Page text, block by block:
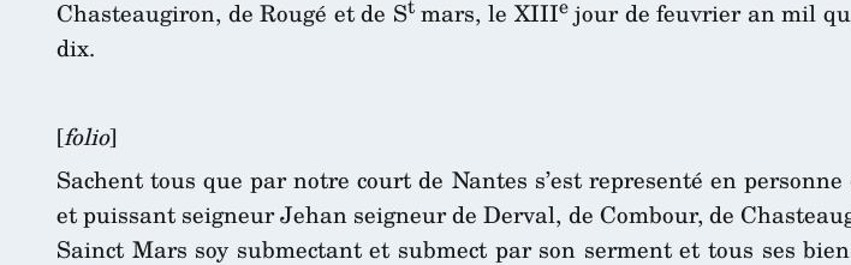
Chasteaugiron, de Rougé et de S mars, le XIII jour de feuvrier an mil
dix.
[folio]
Sachent tous que par notre court de Nantes s’est representé en
et puissant seigneur Jehan seigneur de Derval, de Combour, de
Sainct Mars soy submectant et submect par son serment et tous ses